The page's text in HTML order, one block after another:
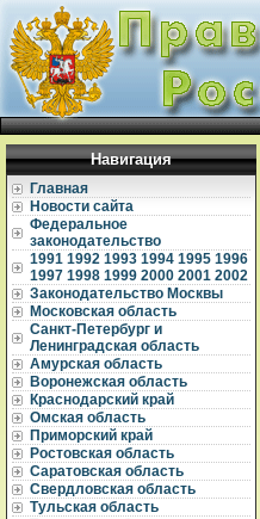
Навигация
Главная
Новости сайта
Федеральное
законодательство
1991 1992 1993 1994 1995 1996
1997 1998 1999 2000 2001 2002
Законодательство Москвы
Московская область
Санкт-Петербург и
Ленинградская область
Амурская область
Воронежская область
Краснодарский край
Омская область
Приморский край
Ростовская область
Саратовская область
Свердловская область
Тульская область